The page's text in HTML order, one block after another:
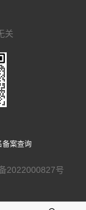
关
备案查询
2022000827号